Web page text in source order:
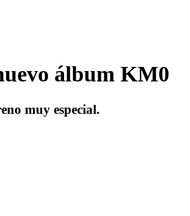
álbum KM0
muy especial.